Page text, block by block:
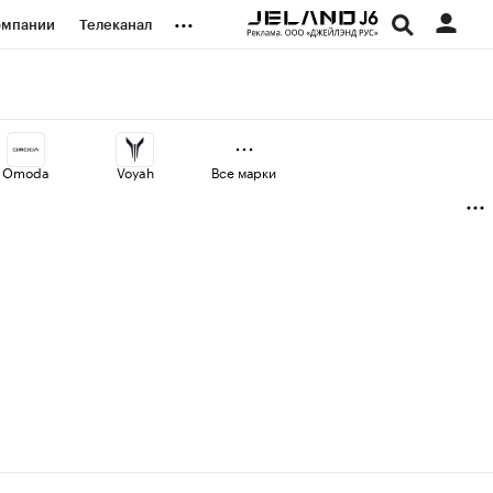
Телеканал ...
Omoda Voyah Все марки